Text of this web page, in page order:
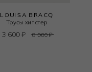
LOUISA BRACQ
Трусы хипстер
3 600 ₽ 8 000₽